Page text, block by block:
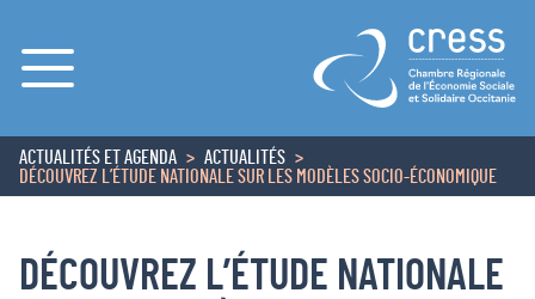
Menu
ACCUEIL
ACTUALITÉS ET AGENDA
ACTUALITÉS
DÉCOUVREZ L’ÉTUDE NATIONALE SUR LES MODÈLES SOCIO-ÉCONOMIQUE
DÉCOUVREZ L’ÉTUDE NATIONALE